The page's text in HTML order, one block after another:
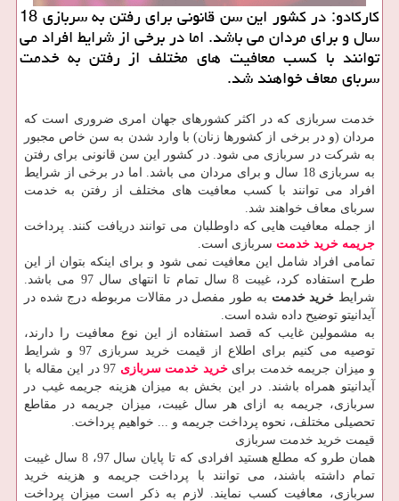
كاركادو: در كشور این سن قانونی برای رفتن به سربازی 18
سال و برای مردان می باشد. اما در برخی از شرایط افراد می
توانند با كسب معافیت های مختلف از رفتن به خدمت
سربای معاف خواهند شد.
خدمت سربازی که در اکثر کشورهای جهان امری ضروری است که
مردان (و در برخی از کشورها زنان) با وارد شدن به سن خاص مجبور
به شرکت در سربازی می شود. در کشور این سن قانونی برای رفتن
به سربازی 18 سال و برای مردان می باشد. اما در برخی از شرایط
افراد می توانند با کسب معافیت های مختلف از رفتن به خدمت
سربای معاف خواهند شد.
از جمله معافیت هایی که داوطلبان می توانند دریافت کنند. پرداخت
جریمه خرید خدمت سربازی است.
تمامی افراد شامل این معافیت نمی شود و برای اینکه بتوان از این
طرح استفاده کرد، غیبت 8 سال تمام تا انتهای سال 97 می باشد.
شرایط خرید خدمت به طور مفصل در مقالات مربوطه درج شده در
آیدانیتو توضیح داده شده است.
به مشمولین غایب که قصد استفاده از این نوع معافیت را دارند،
توصیه می کنیم برای اطلاع از قیمت خرید سربازی 97 و شرایط
و میزان جریمه خدمت برایخرید خدمت سربازی
97 در این مقاله با
آیدانیتو همراه باشند. در این بخش به میزان هزینه جریمه غیب در
سربازی، جریمه به ازای هر سال غیبت، میزان جریمه در مقاطع
تحصیلی مختلف، نحوه پرداخت جریمه و ... خواهیم پرداخت.
قیمت خرید خدمت سربازی
همان طرو که مطلع هستید افرادی که تا پایان سال 97، 8 سال غیبت
تمام داشته باشند، می توانند با پرداخت جریمه و هزینه خرید
سربازی، معافیت کسب نمایند. لازم به ذکر است میزان پرداخت